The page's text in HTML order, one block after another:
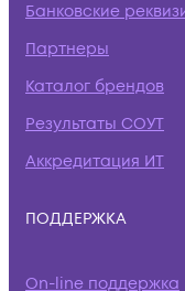
Банковские
Партнеры
Каталог брендов
Результаты СОУТ
Аккредитация ИТ
ПОДДЕРЖКА
On-line поддержка